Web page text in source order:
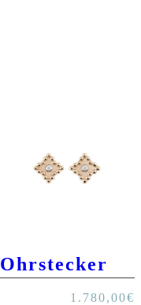
Ohrstecker
1.780,00€